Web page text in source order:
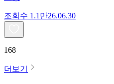
조회수 1.1만26.06.30
168
더보기